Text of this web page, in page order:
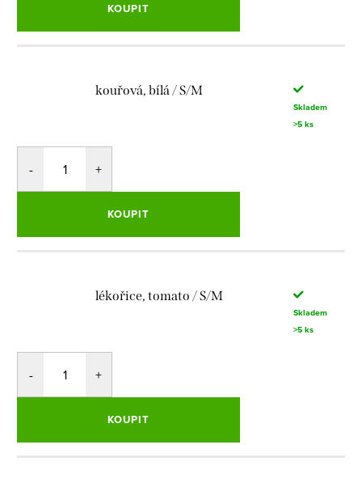
KOUPIT
kouřová, bílá / S/M
Skladem
>5 ks
KOUPIT
lékořice, tomato / S/M
Skladem
>5 ks
KOUPIT